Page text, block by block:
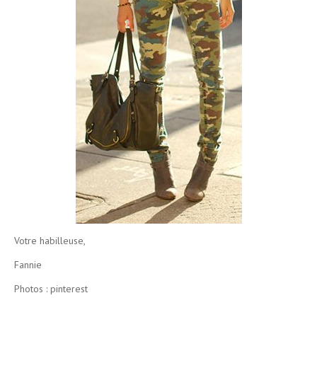
Votre habilleuse,
Fannie
Photos : pinterest